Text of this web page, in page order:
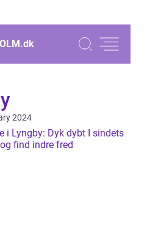
dk
2024
i Lyngby: Dyk dybt I sindets
find indre fred